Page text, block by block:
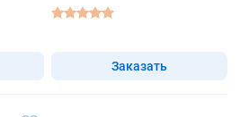
Заказать